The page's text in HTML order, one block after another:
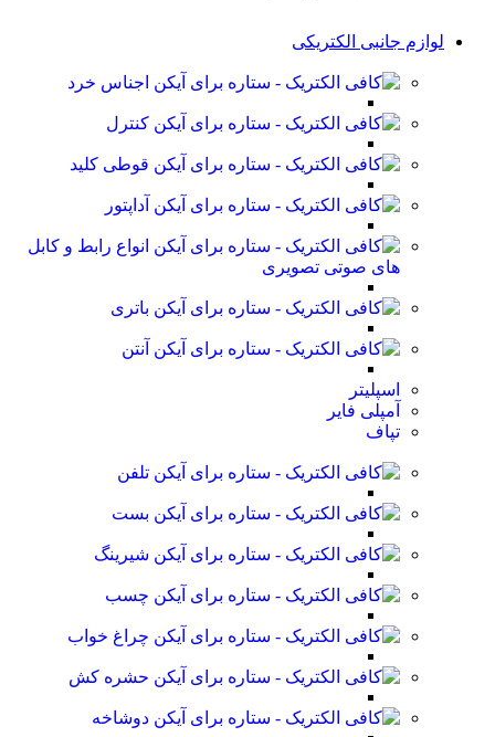
لوازم جانبی الکتریکی
اجناس خرد
کنترل
قوطی کلید
آداپتور
انواع رابط و کابل
های صوتی تصویری
باتری
آنتن
اسپلیتر
آمپلی فایر
تپاف
تلفن
بست
شیرینگ
چسب
چراغ خواب
حشره کش
دوشاخه